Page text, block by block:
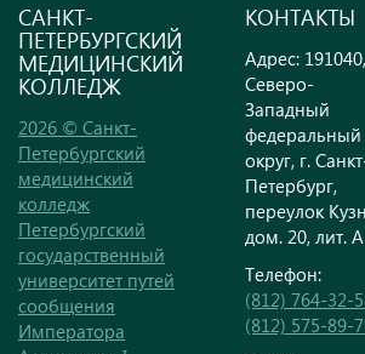
САНКТ-
ПЕТЕРБУРГСКИЙ
МЕДИЦИНСКИЙ
КОЛЛЕДЖ
2026 © Санкт-
Петербургский
медицинский
колледж
Петербургский
государственный
университет путей
сообщения
Императора
КОНТАКТЫ
Адрес: 191040,
Северо-
Западный
федеральный
округ, г.
Петербург,
переулок
дом. 20, лит. А
Телефон:
(812) 764-32-
(812) 575-89-